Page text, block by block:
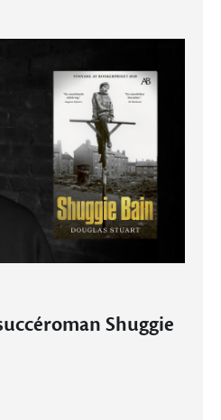
Shuggie